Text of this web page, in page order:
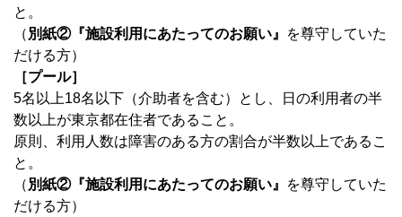
と。
（ 別紙②『施設利用にあたってのお願い』
を尊守していた
だける方）
［プール］
5名以上18名以下（介助者を含む）とし、日の利用者の半
数以上が東京都在住者であること。
原則、利用人数は障害のある方の割合が半数以上であるこ
と。
（ 別紙②『施設利用にあたってのお願い』
を尊守していた
だける方）